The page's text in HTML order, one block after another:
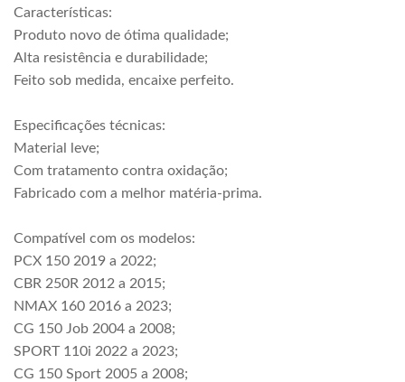
Características:
Produto novo de ótima qualidade;
Alta resistência e durabilidade;
Feito sob medida, encaixe perfeito.
Especificações técnicas:
Material leve;
Com tratamento contra oxidação;
Fabricado com a melhor matéria-prima.
Compatível com os modelos:
PCX 150 2019 a 2022;
CBR 250R 2012 a 2015;
NMAX 160 2016 a 2023;
CG 150 Job 2004 a 2008;
SPORT 110i 2022 a 2023;
CG 150 Sport 2005 a 2008;